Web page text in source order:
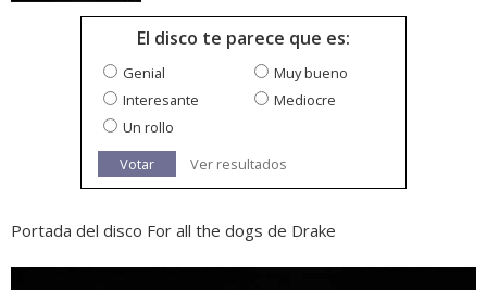
El disco te parece que es:
Genial
Muy bueno
Interesante
Mediocre
Un rollo
Votar
Ver resultados
Portada del disco For all the dogs de Drake